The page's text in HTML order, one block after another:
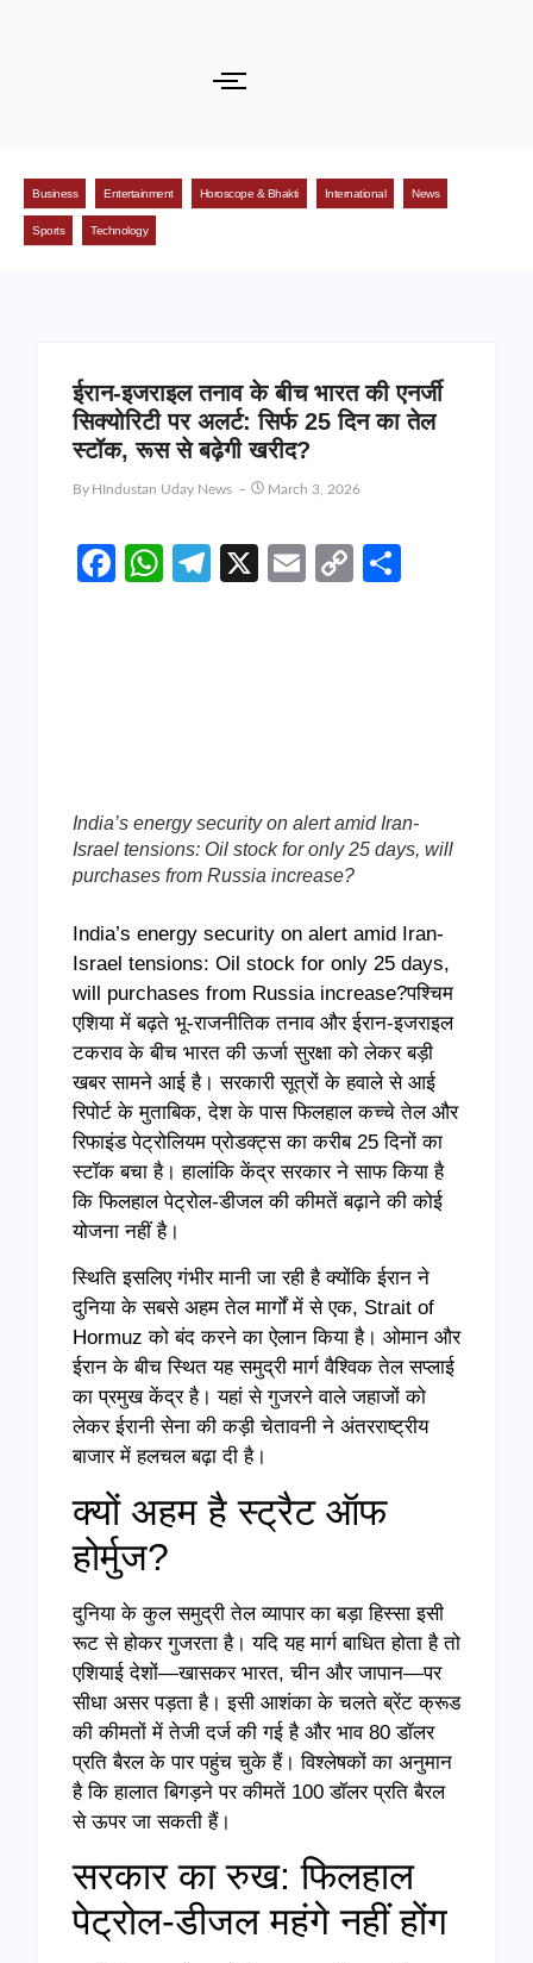
Business Entertainment Horoscope & Bhakti International News
Sports Technology
ईरान-इजराइल तनाव के बीच भारत की एनर्जी
सिक्योरिटी पर अलर्ट: सिर्फ 25 दिन का तेल
स्टॉक, रूस से बढ़ेगी खरीद?
By HIndustan Uday News March 3, 2026
Facebook
WhatsApp
Telegram
X EmailCopy
India’s energy security on alert amid Iran-
Israel tensions: Oil stock for only 25 days, will
purchases from Russia increase?
India’s energy security on alert amid Iran-
Israel tensions: Oil stock for only 25 days,
will purchases from Russia increase?पश्चिम
एशिया में बढ़ते भू-राजनीतिक तनाव और ईरान-इजराइल
टकराव के बीच भारत की ऊर्जा सुरक्षा को लेकर बड़ी
खबर सामने आई है। सरकारी सूत्रों के हवाले से आई
रिपोर्ट के मुताबिक, देश के पास फिलहाल कच्चे तेल और
रिफाइंड पेट्रोलियम प्रोडक्ट्स का करीब 25 दिनों का
स्टॉक बचा है। हालांकि केंद्र सरकार ने साफ किया है
कि फिलहाल पेट्रोल-डीजल की कीमतें बढ़ाने की कोई
योजना नहीं है।
स्थिति इसलिए गंभीर मानी जा रही है क्योंकि ईरान ने
दुनिया के सबसे अहम तेल मार्गों में से एक, Strait of
Hormuz को बंद करने का ऐलान किया है। ओमान और
ईरान के बीच स्थित यह समुद्री मार्ग वैश्विक तेल सप्लाई
का प्रमुख केंद्र है। यहां से गुजरने वाले जहाजों को
लेकर ईरानी सेना की कड़ी चेतावनी ने अंतरराष्ट्रीय
बाजार में हलचल बढ़ा दी है।
क्यों अहम है स्ट्रैट ऑफ
होर्मुज?
दुनिया के कुल समुद्री तेल व्यापार का बड़ा हिस्सा इसी
रूट से होकर गुजरता है। यदि यह मार्ग बाधित होता है तो
एशियाई देशों—खासकर भारत, चीन और जापान—पर
सीधा असर पड़ता है। इसी आशंका के चलते ब्रेंट क्रूड
की कीमतों में तेजी दर्ज की गई है और भाव 80 डॉलर
प्रति बैरल के पार पहुंच चुके हैं। विश्लेषकों का अनुमान
है कि हालात बिगड़ने पर कीमतें 100 डॉलर प्रति बैरल
से ऊपर जा सकती हैं।
सरकार का रुख: फिलहाल
पेट्रोल-डीजल महंगे नहीं होंग